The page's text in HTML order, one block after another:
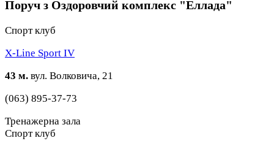
енергозберігаючих технологій
- всюди, де можливо, застосовуються современниние
Якщо ми переконали вас - приходьте, ми вас чекаємо!
Поруч з Оздоровчий комплекс "Еллада"
Спорт клуб
X-Line Sport IV
43 м. вул. Волковича, 21
(063) 895-37-73
Тренажерна зала
Спорт клуб